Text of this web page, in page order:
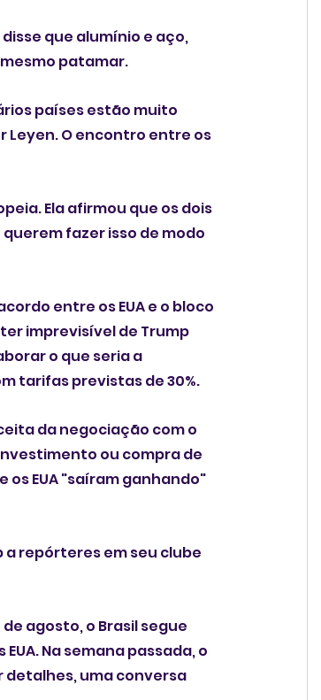
que alumínio e aço,
patamar.
países estão muito
Leyen. O encontro entre os
Ela afirmou que os dois
fazer isso de modo
entre os EUA e o bloco
imprevisível de Trump
o que seria a
tarifas previstas de 30%.
da negociação com o
ou compra de
EUA "saíram ganhando"
a repórteres em seu clube
agosto, o Brasil segue
Na semana passada, o
detalhes, uma conversa